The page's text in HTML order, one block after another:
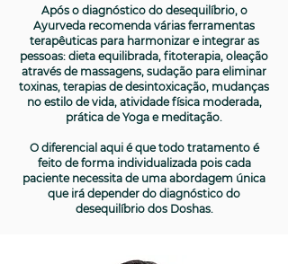
Após o diagnóstico do desequilíbrio, o
Ayurveda recomenda várias ferramentas
terapêuticas para harmonizar e integrar as
pessoas: dieta equilibrada, fitoterapia, oleação
através de massagens, sudação para eliminar
toxinas, terapias de desintoxicação, mudanças
no estilo de vida, atividade física moderada,
prática de Yoga e meditação.
O diferencial aqui é que todo tratamento é
feito de forma individualizada pois cada
paciente necessita de uma abordagem única
que irá depender do diagnóstico do
desequilíbrio dos Doshas.